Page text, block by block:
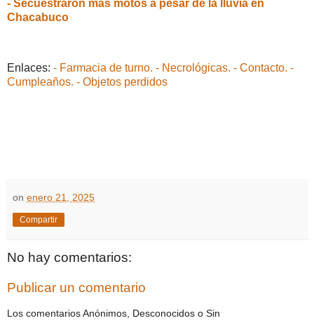
- Secuestraron más motos a pesar de la lluvia en
Chacabuco
Enlaces: - Farmacia de turno. - Necrológicas. - Contacto. -
Cumpleaños. - Objetos perdidos
on enero 21, 2025
Compartir
No hay comentarios:
Publicar un comentario
Los comentarios Anónimos, Desconocidos o Sin